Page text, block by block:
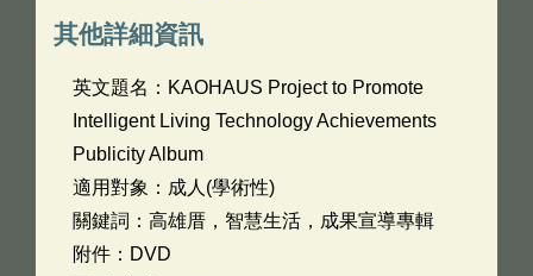
其他詳細資訊
英文題名： KAOHAUS Project to Promote
Intelligent Living Technology Achievements
Publicity Album
適用對象：成人(學術性)
關鍵詞：高雄厝，智慧生活，成果宣導專輯
附件：DVD